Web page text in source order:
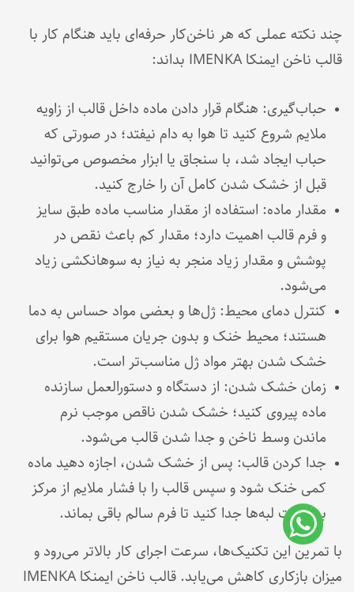
چند نکته عملی که هر ناخن‌کار حرفه‌ای باید هنگام کار با
قالب ناخن ایمنکا IMENKA بداند:
حباب‌گیری: هنگام قرار دادن ماده داخل قالب از زاویه
ملایم شروع کنید تا هوا به دام نیفتد؛ در صورتی که
حباب ایجاد شد، با سنجاق یا ابزار مخصوص می‌توانید
قبل از خشک شدن کامل آن را خارج کنید.
مقدار ماده: استفاده از مقدار مناسب ماده طبق سایز
و فرم قالب اهمیت دارد؛ مقدار کم باعث نقص در
پوشش و مقدار زیاد منجر به نیاز به سوهانکشی زیاد
می‌شود.
کنترل دمای محیط: ژل‌ها و بعضی مواد حساس به دما
هستند؛ محیط خنک و بدون جریان مستقیم هوا برای
خشک شدن بهتر مواد ژل مناسب‌تر است.
زمان خشک شدن: از دستگاه و دستورالعمل سازنده
ماده پیروی کنید؛ خشک شدن ناقص موجب نرم
ماندن وسط ناخن و جدا شدن قالب می‌شود.
جدا کردن قالب: پس از خشک شدن، اجازه دهید ماده
کمی خنک شود و سپس قالب را با فشار ملایم از مرکز
به سمت لبه‌ها جدا کنید تا فرم سالم باقی بماند.
با تمرین این تکنیک‌ها، سرعت اجرای کار بالاتر می‌رود و
میزان بازکاری کاهش می‌یابد. قالب ناخن ایمنکا IMENKA